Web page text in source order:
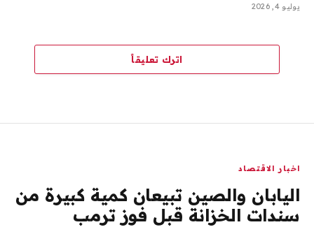
يوليو 4, 2026
اترك تعليقاً
اخبار الاقتصاد
اليابان والصين تبيعان كمية كبيرة من
سندات الخزانة قبل فوز ترمب